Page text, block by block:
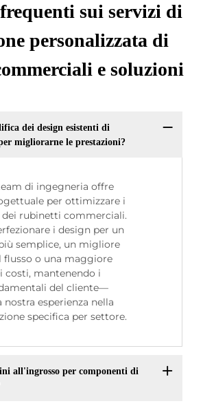
sui servizi di
personalizzata di
e soluzioni
dei design esistenti di
migliorarne le prestazioni?
di ingegneria offre
per ottimizzare i
rubinetti commerciali.
i design per un
semplice, un migliore
o una maggiore
costi, mantenendo i
del cliente—
esperienza nella
specifica per settore.
all'ingrosso per componenti di